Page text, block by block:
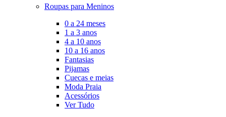
Roupas para Meninos
0 a 24 meses
1 a 3 anos
4 a 10 anos
10 a 16 anos
Fantasias
Pijamas
Cuecas e meias
Moda Praia
Acessórios
Ver Tudo